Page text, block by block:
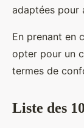
adaptées pour
En prenant en
opter pour un
termes de
Liste des